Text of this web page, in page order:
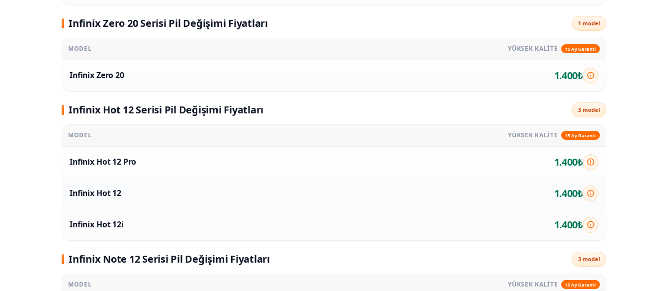
Infinix Zero 20 Serisi Pil Değişimi Fiyatları 1 model
MODEL YÜKSEK KALITE 15 Ay Garanti
Infinix Zero 20 1.400₺
Infinix Hot 12 Serisi Pil Değişimi Fiyatları 3 model
MODEL YÜKSEK KALITE 15 Ay Garanti
Infinix Hot 12 Pro 1.400₺
Infinix Hot 12 1.400₺
Infinix Hot 12i 1.400₺
Infinix Note 12 Serisi Pil Değişimi Fiyatları 3 model
MODEL YÜKSEK KALITE 15 Ay Garanti